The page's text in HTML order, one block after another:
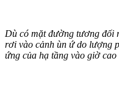
Dù có mặt đường tương đối
rơi vào cảnh ùn ứ do lượng
ứng của hạ tầng vào giờ cao